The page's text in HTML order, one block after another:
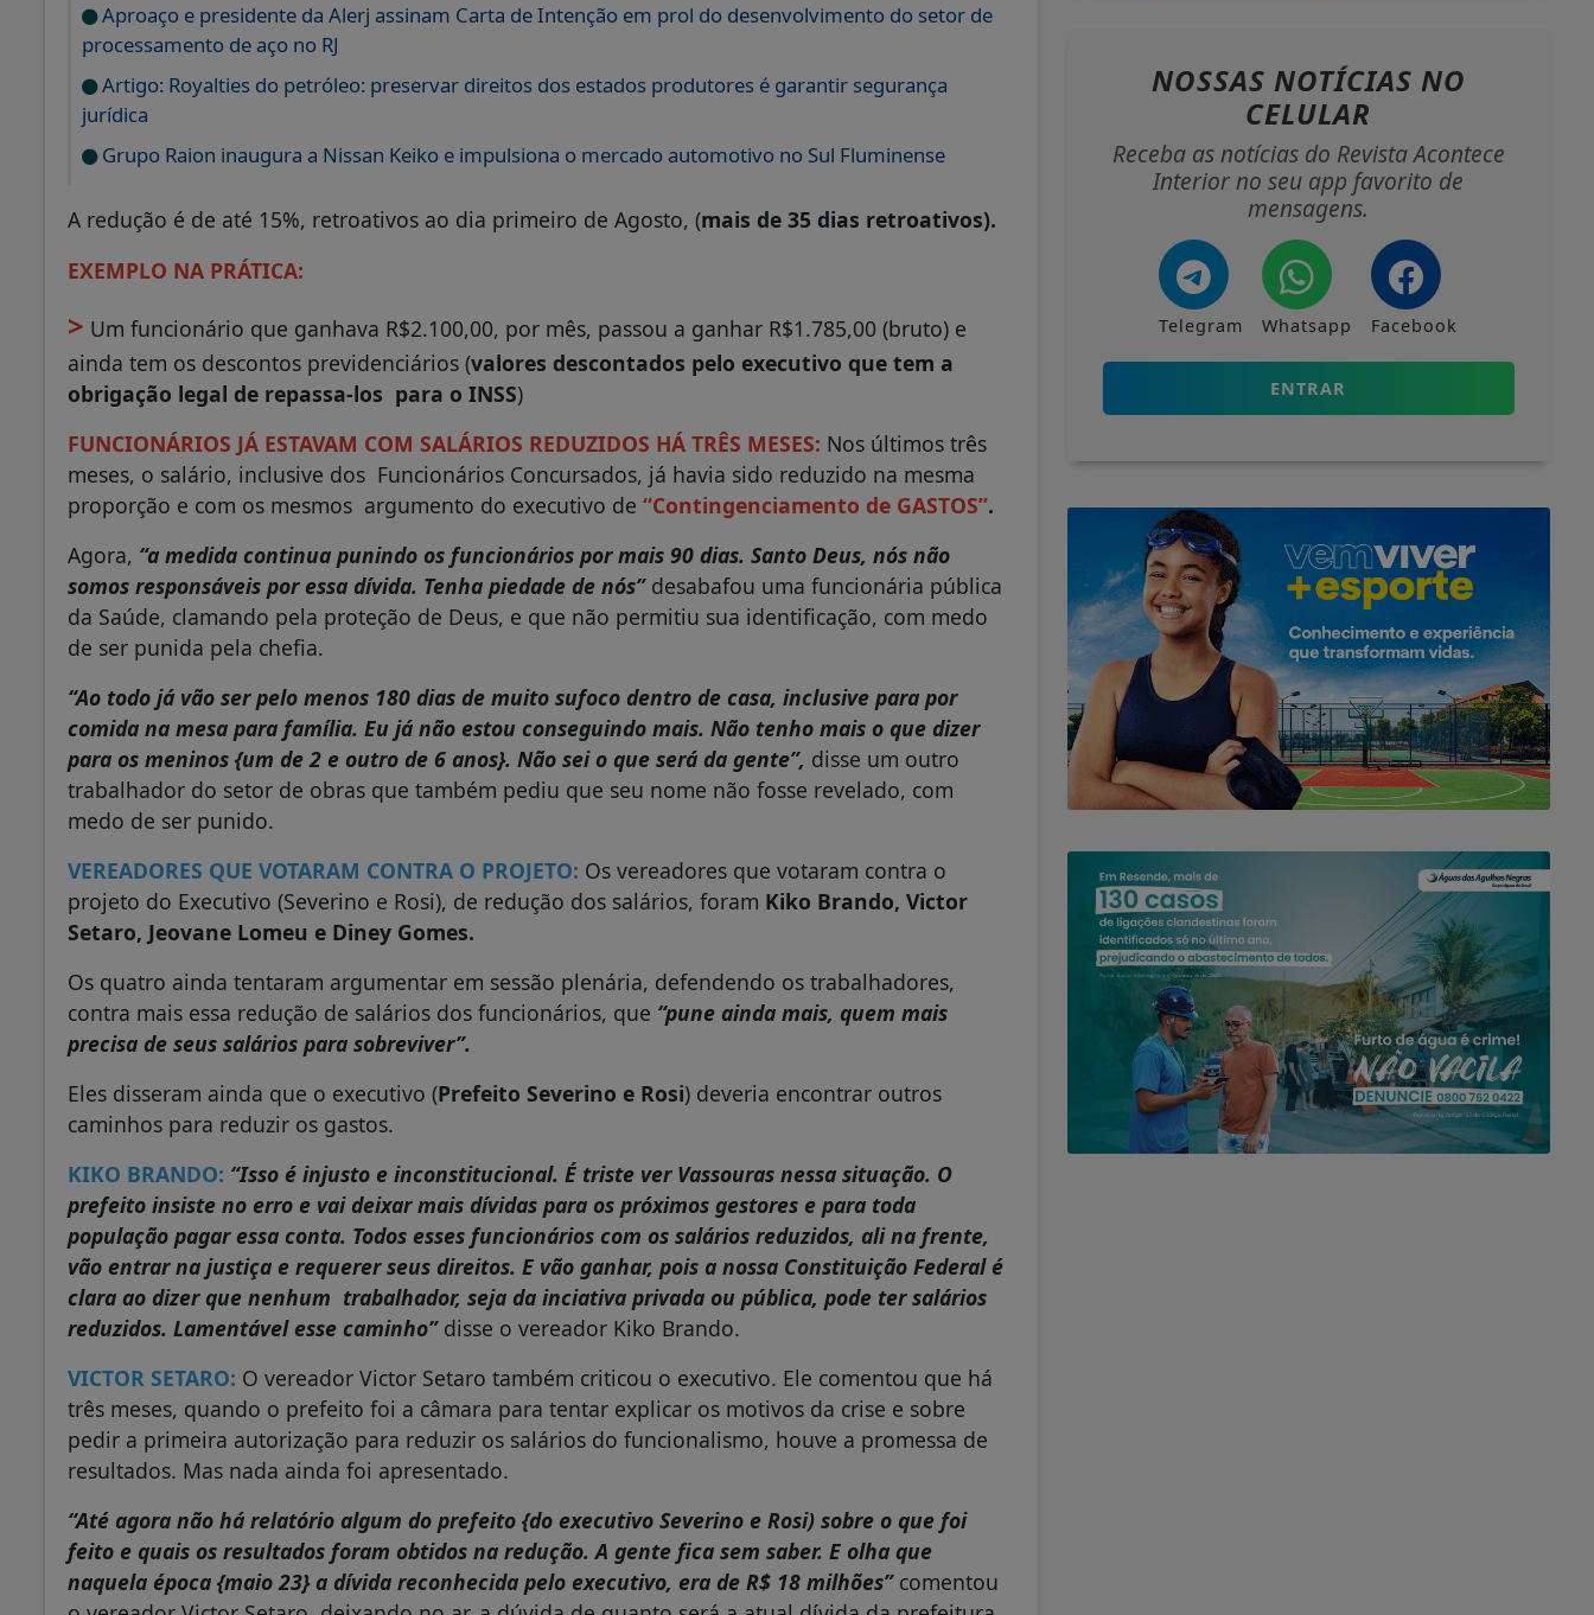
Aproaço e presidente da Alerj assinam Carta de Intenção em prol do desenvolvimento do setor de
processamento de aço no RJ
Artigo: Royalties do petróleo: preservar direitos dos estados produtores é garantir segurança
jurídica
Grupo Raion inaugura a Nissan Keiko e impulsiona o mercado automotivo no Sul Fluminense
A redução é de até 15%, retroativos ao dia primeiro de Agosto, (mais de 35 dias retroativos).
EXEMPLO NA PRÁTICA:
> Um funcionário que ganhava R$2.100,00, por mês, passou a ganhar R$1.785,00 (bruto) e
ainda tem os descontos previdenciários (valores descontados pelo executivo que tem a
obrigação legal de repassa-los para o INSS)
FUNCIONÁRIOS JÁ ESTAVAM COM SALÁRIOS REDUZIDOS HÁ TRÊS MESES: Nos últimos três
meses, o salário, inclusive dos Funcionários Concursados, já havia sido reduzido na mesma
proporção e com os mesmos argumento do executivo de “Contingenciamento de GASTOS”.
Agora, “a medida continua punindo os funcionários por mais 90 dias. Santo Deus, nós não
somos responsáveis por essa dívida. Tenha piedade de nós”desabafou uma funcionária pública
da Saúde, clamando pela proteção de Deus, e que não permitiu sua identificação, com medo
de ser punida pela chefia.
“Ao todo já vão ser pelo menos 180 dias de muito sufoco dentro de casa, inclusive para por
comida na mesa para família. Eu já não estou conseguindo mais. Não tenho mais o que dizer
para os meninos {um de 2 e outro de 6 anos}. Não sei o que será da gente”, disse um outro
trabalhador do setor de obras que também pediu que seu nome não fosse revelado, com
medo de ser punido.
VEREADORES QUE VOTARAM CONTRA O PROJETO: Os vereadores que votaram contra o
projeto do Executivo (Severino e Rosi), de redução dos salários, foram Kiko Brando, Victor
Setaro, Jeovane Lomeu e Diney Gomes.
Os quatro ainda tentaram argumentar em sessão plenária, defendendo os trabalhadores,
contra mais essa redução de salários dos funcionários, que “pune ainda mais, quem mais
precisa de seus salários para sobreviver”.
Eles disseram ainda que o executivo (Prefeito Severino e Rosi) deveria encontrar outros
caminhos para reduzir os gastos.
KIKO BRANDO: “Isso é injusto e inconstitucional. É triste ver Vassouras nessa situação. O
prefeito insiste no erro e vai deixar mais dívidas para os próximos gestores e para toda
população pagar essa conta. Todos esses funcionários com os salários reduzidos, ali na frente,
vão entrar na justiça e requerer seus direitos. E vão ganhar, pois a nossa Constituição Federal é
clara ao dizer que nenhum trabalhador, seja da inciativa privada ou pública, pode ter salários
reduzidos. Lamentável esse caminho”disse o vereador Kiko Brando.
VICTOR SETARO: O vereador Victor Setaro também criticou o executivo. Ele comentou que há
três meses, quando o prefeito foi a câmara para tentar explicar os motivos da crise e sobre
pedir a primeira autorização para reduzir os salários do funcionalismo, houve a promessa de
resultados. Mas nada ainda foi apresentado.
“Até agora não há relatório algum do prefeito {do executivo Severino e Rosi) sobre o que foi
feito e quais os resultados foram obtidos na redução. A gente fica sem saber. E olha que
naquela época {maio 23} a dívida reconhecida pelo executivo, era de R$ 18 milhões” comentou
NOSSAS NOTÍCIAS NO
CELULAR
Receba as notícias do Revista Acontece
Interior no seu app favorito de
mensagens.
Telegram Whatsapp Facebook
ENTRAR